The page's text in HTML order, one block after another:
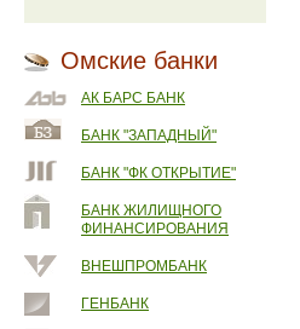
Омские банки
АК БАРС БАНК
БАНК "ЗАПАДНЫЙ"
БАНК "ФК ОТКРЫТИЕ"
БАНК ЖИЛИЩНОГО
ФИНАНСИРОВАНИЯ
ВНЕШПРОМБАНК
ГЕНБАНК